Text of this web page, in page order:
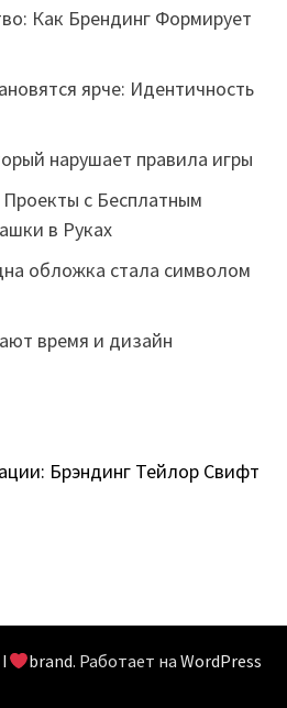
Как Брендинг Формирует
ярче: Идентичность
нарушает правила игры
с Бесплатным
в Руках
обложка стала символом
время и дизайн
Брэндинг Тейлор Свифт
I brand. Работает на WordPress